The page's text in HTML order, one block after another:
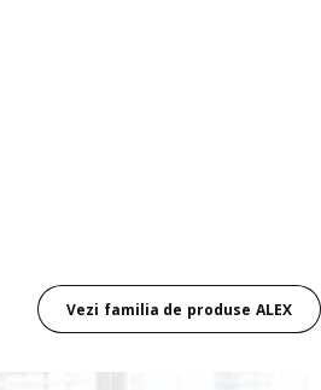
Vezi familia de produse ALEX